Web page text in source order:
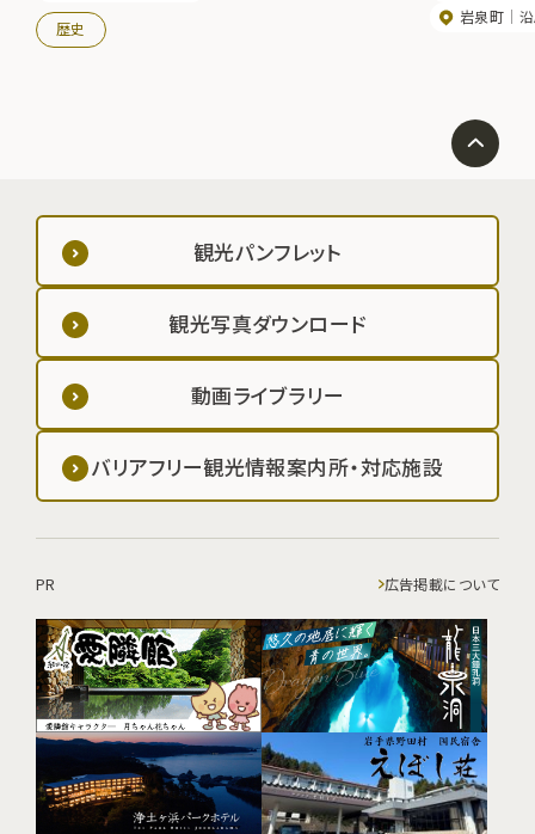
歴史
岩泉町
観光パンフレット
観光写真ダウンロード
動画ライブラリー
バリアフリー観光情報案内所・対応施設
PR 広告掲載について